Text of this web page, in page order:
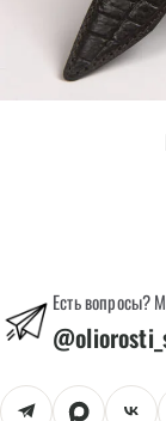
Есть вопросы?